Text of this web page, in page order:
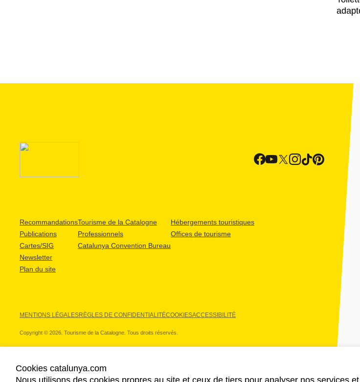
Recommandations
Publications
Cartes/SIG
Newsletter
Plan du site
Tourisme de la Catalogne
Professionnels
Catalunya Convention Bureau
Hébergements touristiques
Offices de tourisme
MENTIONS LÉGALESRÈGLES DE CONFIDENTIALITÉCOOKIESACCESSIBILITÉ
Copyright © 2026. Tourisme de la Catalogne. Tous droits réservés.
Cookies catalunya.com
Nous utilisons des cookies propres au site et ceux de tiers pour analyser nos services